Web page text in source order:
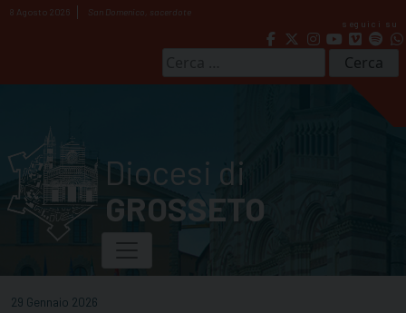
Skip
8 Agosto 2026
San Domenico, sacerdote
seguici su
per:
Diocesi di
GROSSETO
29 Gennaio 2026